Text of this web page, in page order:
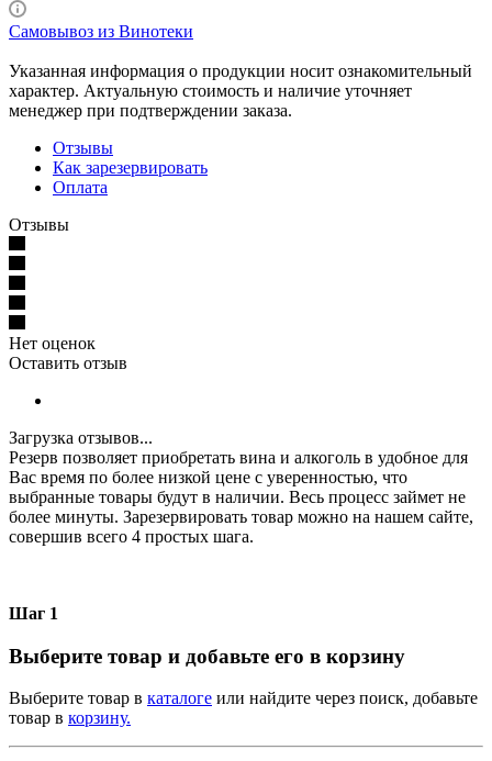
Самовывоз из Винотеки
Указанная информация о продукции носит ознакомительный
характер. Актуальную стоимость и наличие уточняет
менеджер при подтверждении заказа.
Отзывы
Как зарезервировать
Оплата
Отзывы
Нет оценок
Оставить отзыв
Загрузка отзывов...
Резерв позволяет приобретать вина и алкоголь в удобное для
Вас время по более низкой цене с уверенностью, что
выбранные товары будут в наличии. Весь процесс займет не
более минуты. Зарезервировать товар можно на нашем сайте,
совершив всего 4 простых шага.
Шаг 1
Выберите товар и добавьте его в корзину
Выберите товар в каталоге или найдите через поиск, добавьте
товар в корзину.